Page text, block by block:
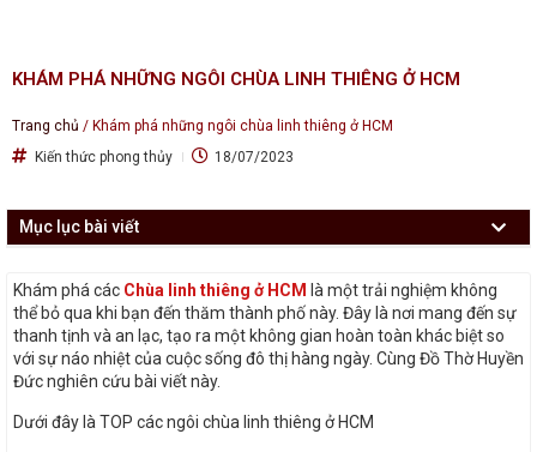
KHÁM PHÁ NHỮNG NGÔI CHÙA LINH THIÊNG Ở HCM
Trang chủ / Khám phá những ngôi chùa linh thiêng ở HCM
Kiến thức phong thủy
18/07/2023
Mục lục bài viết
Khám phá các Chùa linh thiêng ở HCM là một trải nghiệm không
thể bỏ qua khi bạn đến thăm thành phố này. Đây là nơi mang đến sự
thanh tịnh và an lạc, tạo ra một không gian hoàn toàn khác biệt so
với sự náo nhiệt của cuộc sống đô thị hàng ngày. Cùng Đồ Thờ Huyền
Đức nghiên cứu bài viết này.
Dưới đây là TOP các ngôi chùa linh thiêng ở HCM